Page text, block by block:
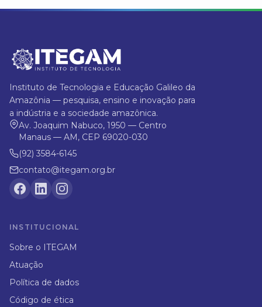
Instituto de Tecnologia e Educação Galileo da
Amazônia — pesquisa, ensino e inovação para
a indústria e a sociedade amazônica.
Av. Joaquim Nabuco, 1950 — Centro
Manaus — AM, CEP 69020-030
(92) 3584-6145
contato@itegam.org.br
INSTITUCIONAL
Sobre o ITEGAM
Atuação
Política de dados
Código de ética